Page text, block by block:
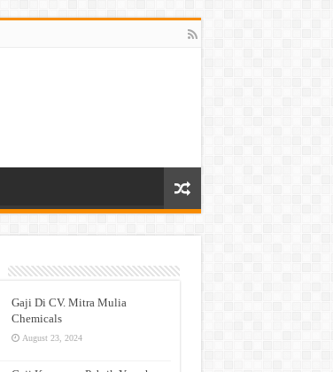
Gaji Di CV. Mitra Mulia
Chemicals
August 23, 2024